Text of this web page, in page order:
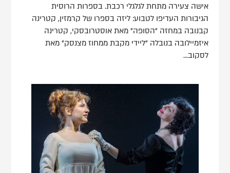
אישה צעירה מתחת לגלגלי רכבת. בספרות הרוסית
הגיבורות העדיפו לטבוע: ליזה בספרו של קרמזין, קטרינה
קבנובה במחזה "הסופה" מאת אוסטרובסקי, קטרינה
איזמיילובה בנובלה "ליידי מקבת ממחוז מצנסק" מאת
לסקוב...